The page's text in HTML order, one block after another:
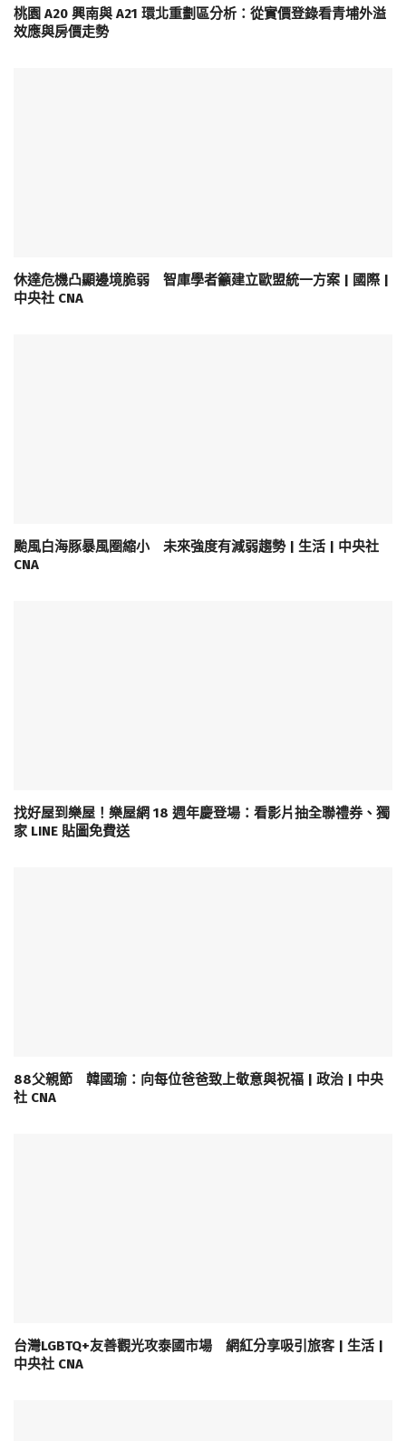
桃園 A20 興南與 A21 環北重劃區分析：從實價登錄看青埔外溢
效應與房價走勢
休達危機凸顯邊境脆弱 智庫學者籲建立歐盟統一方案 | 國際 |
中央社 CNA
颱風白海豚暴風圈縮小 未來強度有減弱趨勢 | 生活 | 中央社
CNA
找好屋到樂屋！樂屋網 18 週年慶登場：看影片抽全聯禮券、獨
家 LINE 貼圖免費送
88父親節 韓國瑜：向每位爸爸致上敬意與祝福 | 政治 | 中央
社 CNA
台灣LGBTQ+友善觀光攻泰國市場 網紅分享吸引旅客 | 生活 |
中央社 CNA